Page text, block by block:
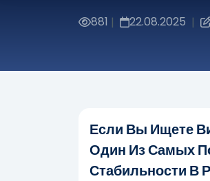
881 | 22.08.2025 |
Если Вы Ищете
Один Из Самых
Стабильности В